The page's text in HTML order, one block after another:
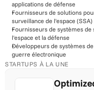
applications de défense
Fournisseurs de solutions
surveillance de l'espace (SSA)
Fournisseurs de systèmes
l'espace et la défense
Développeurs de systèmes
guerre électronique
STARTUPS À LA UNE